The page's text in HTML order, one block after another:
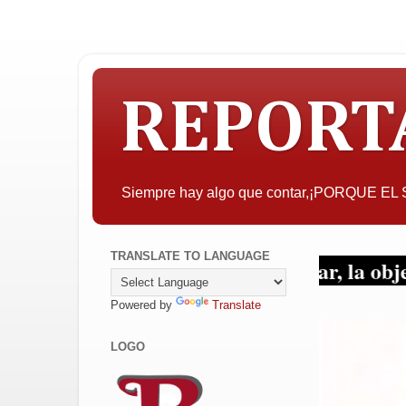
Siempre hay algo que contar,¡PORQUE
pueda interesar, la objetividad con
TRANSLATE TO LANGUAGE
Powered by Translate
LOGO